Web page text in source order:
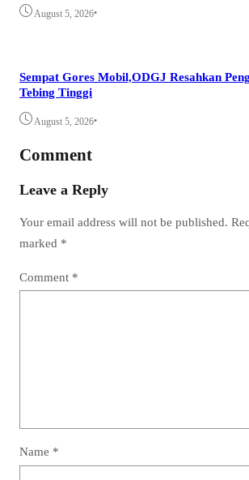
August 5, 2026•
Sempat Gores Mobil,ODGJ Resahkan
Tebing Tinggi
August 5, 2026•
Comment
Leave a Reply
Your email address will not be published.
marked *
Comment *
Name *